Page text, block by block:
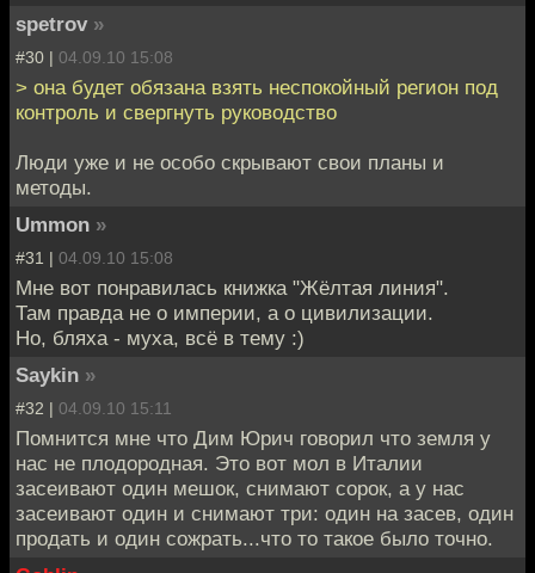
spetrov »
#30 | 04.09.10 15:08
> она будет обязана взять неспокойный регион под
контроль и свергнуть руководство
Люди уже и не особо скрывают свои планы и
методы.
Ummon »
#31 | 04.09.10 15:08
Мне вот понравилась книжка "Жёлтая линия".
Там правда не о империи, а о цивилизации.
Но, бляха - муха, всё в тему :)
Saykin »
#32 | 04.09.10 15:11
Помнится мне что Дим Юрич говорил что земля у
нас не плодородная. Это вот мол в Италии
засеивают один мешок, снимают сорок, а у нас
засеивают один и снимают три: один на засев, один
продать и один сожрать...что то такое было точно.